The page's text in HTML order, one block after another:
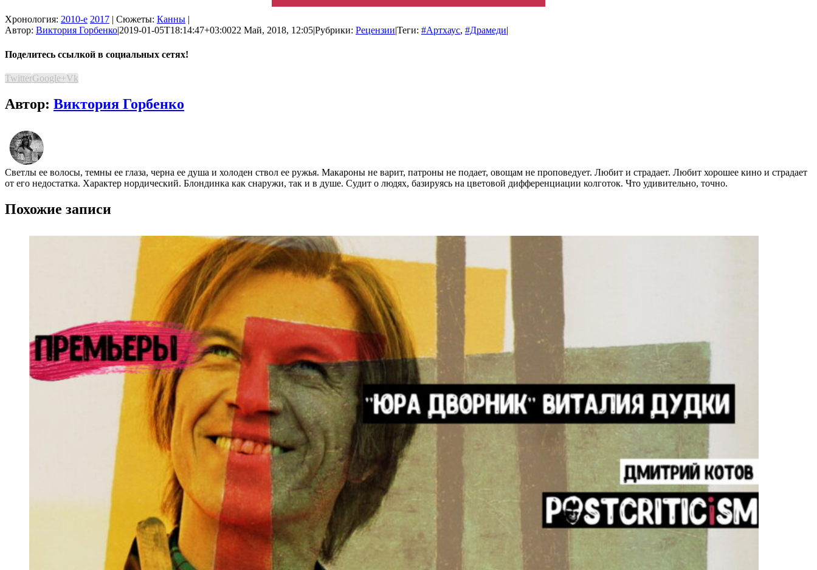
Хронология: 2010-е 2017 | Сюжеты: Канны |
Автор: Виктория Горбенко|2019-01-05T18:14:47+03:0022 Май, 2018, 12:05|Рубрики: Рецензии|Теги: #Артхаус, #Драмеди|
Поделитесь ссылкой в социальных сетях!
TwitterGoogle+Vk
Автор: Виктория Горбенко
Светлы ее волосы, темны ее глаза, черна ее душа и холоден ствол ее ружья. Макароны не варит, патроны не подает, овощам не проповедует. Любит и страдает. Любит хорошее кино и страдает
от его недостатка. Характер нордический. Блондинка как снаружи, так и в душе. Судит о людях, базируясь на цветовой дифференциации колготок. Что удивительно, точно.
Похожие записи